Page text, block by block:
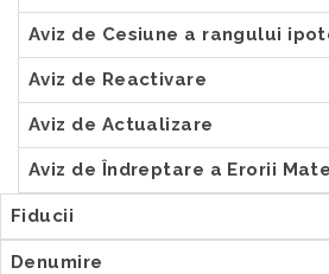
Aviz de Cesiune a rangului
Aviz de Reactivare
Aviz de Actualizare
Aviz de Îndreptare a Erorii
Fiducii
Denumire